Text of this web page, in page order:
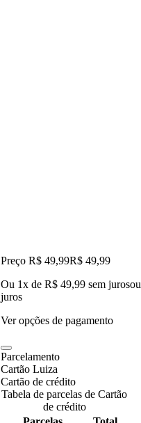
Preço R$ 49,99R$ 49,99
Ou 1x de R$ 49,99 sem jurosou
juros
Ver opções de pagamento
Parcelamento
Cartão Luiza
Cartão de crédito
Tabela de parcelas de Cartão
de crédito